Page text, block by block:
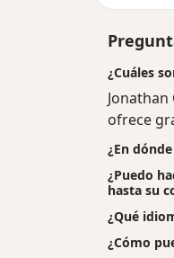
¿Cuáles
ofrece
¿En
¿Puedo
hasta su
¿Qué
¿Cómo